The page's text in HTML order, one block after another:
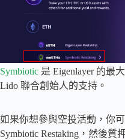
Symbiotic 是 Eigenlayer 的最
Lido 聯合創始人的支持。
如果你想參與空投活動，你
Symbiotic Restaking，然後